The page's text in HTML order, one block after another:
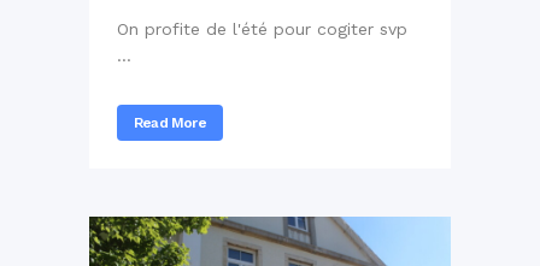
On profite de l'été pour cogiter svp
...
Read More